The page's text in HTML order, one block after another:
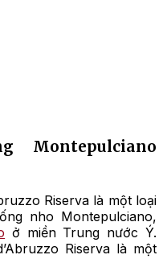
Montepulciano
Riserva là một loại
nho Montepulciano,
ở miền Trung nước Ý.
Riserva là một